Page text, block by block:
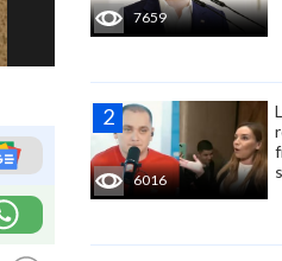
7659
6016